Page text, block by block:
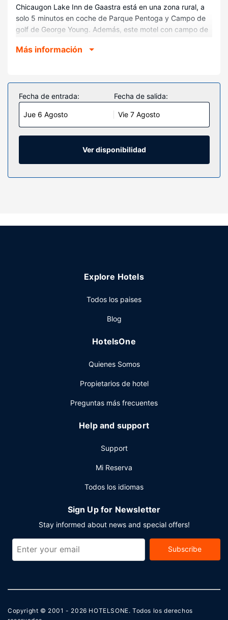
Chicaugon Lake Inn de Gaastra está en una zona rural, a
solo 5 minutos en coche de Parque Pentoga y Campo de
golf de George Young. Además, este motel con campo de
Condado de Iron y a 11,6 km de Bosque Nacional Nicolet.
Te sentirás como en tu propia casa en cualquiera de las 24
habitaciones con aire acondicionado, frigorífico y televisión
de pantalla plana. La conexión wifi gratis te mantendrá en
contacto con los tuyos. Además, podrás disfrutar de
canales por satélite. El baño privado con ducha y bañera
combinadas está provisto de artículos de higiene personal
gratuitos y secadores de pelo. Entre las comodidades, se
incluyen escritorio, microondas y teléfono.
Servicios hotel
en la zona común, una zona de pícnic y barbacoas de gas.
La recepción tiene un horario limitado. Hay un
Más información
Fecha de entrada:
Jue 6 Agosto
Fecha de salida:
Vie 7 Agosto
Ver disponibilidad
Explore Hotels
Todos los paises
Blog
HotelsOne
Quienes Somos
Propietarios de hotel
Preguntas más frecuentes
Help and support
Support
Mi Reserva
Todos los idiomas
Sign Up for Newsletter
Stay informed about news and special offers!
Subscribe
Copyright © 2001 - 2026 HOTELSONE. Todos los derechos